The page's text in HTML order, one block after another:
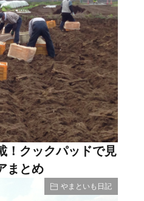
！クックパッドで見
まとめ
やまといも日記